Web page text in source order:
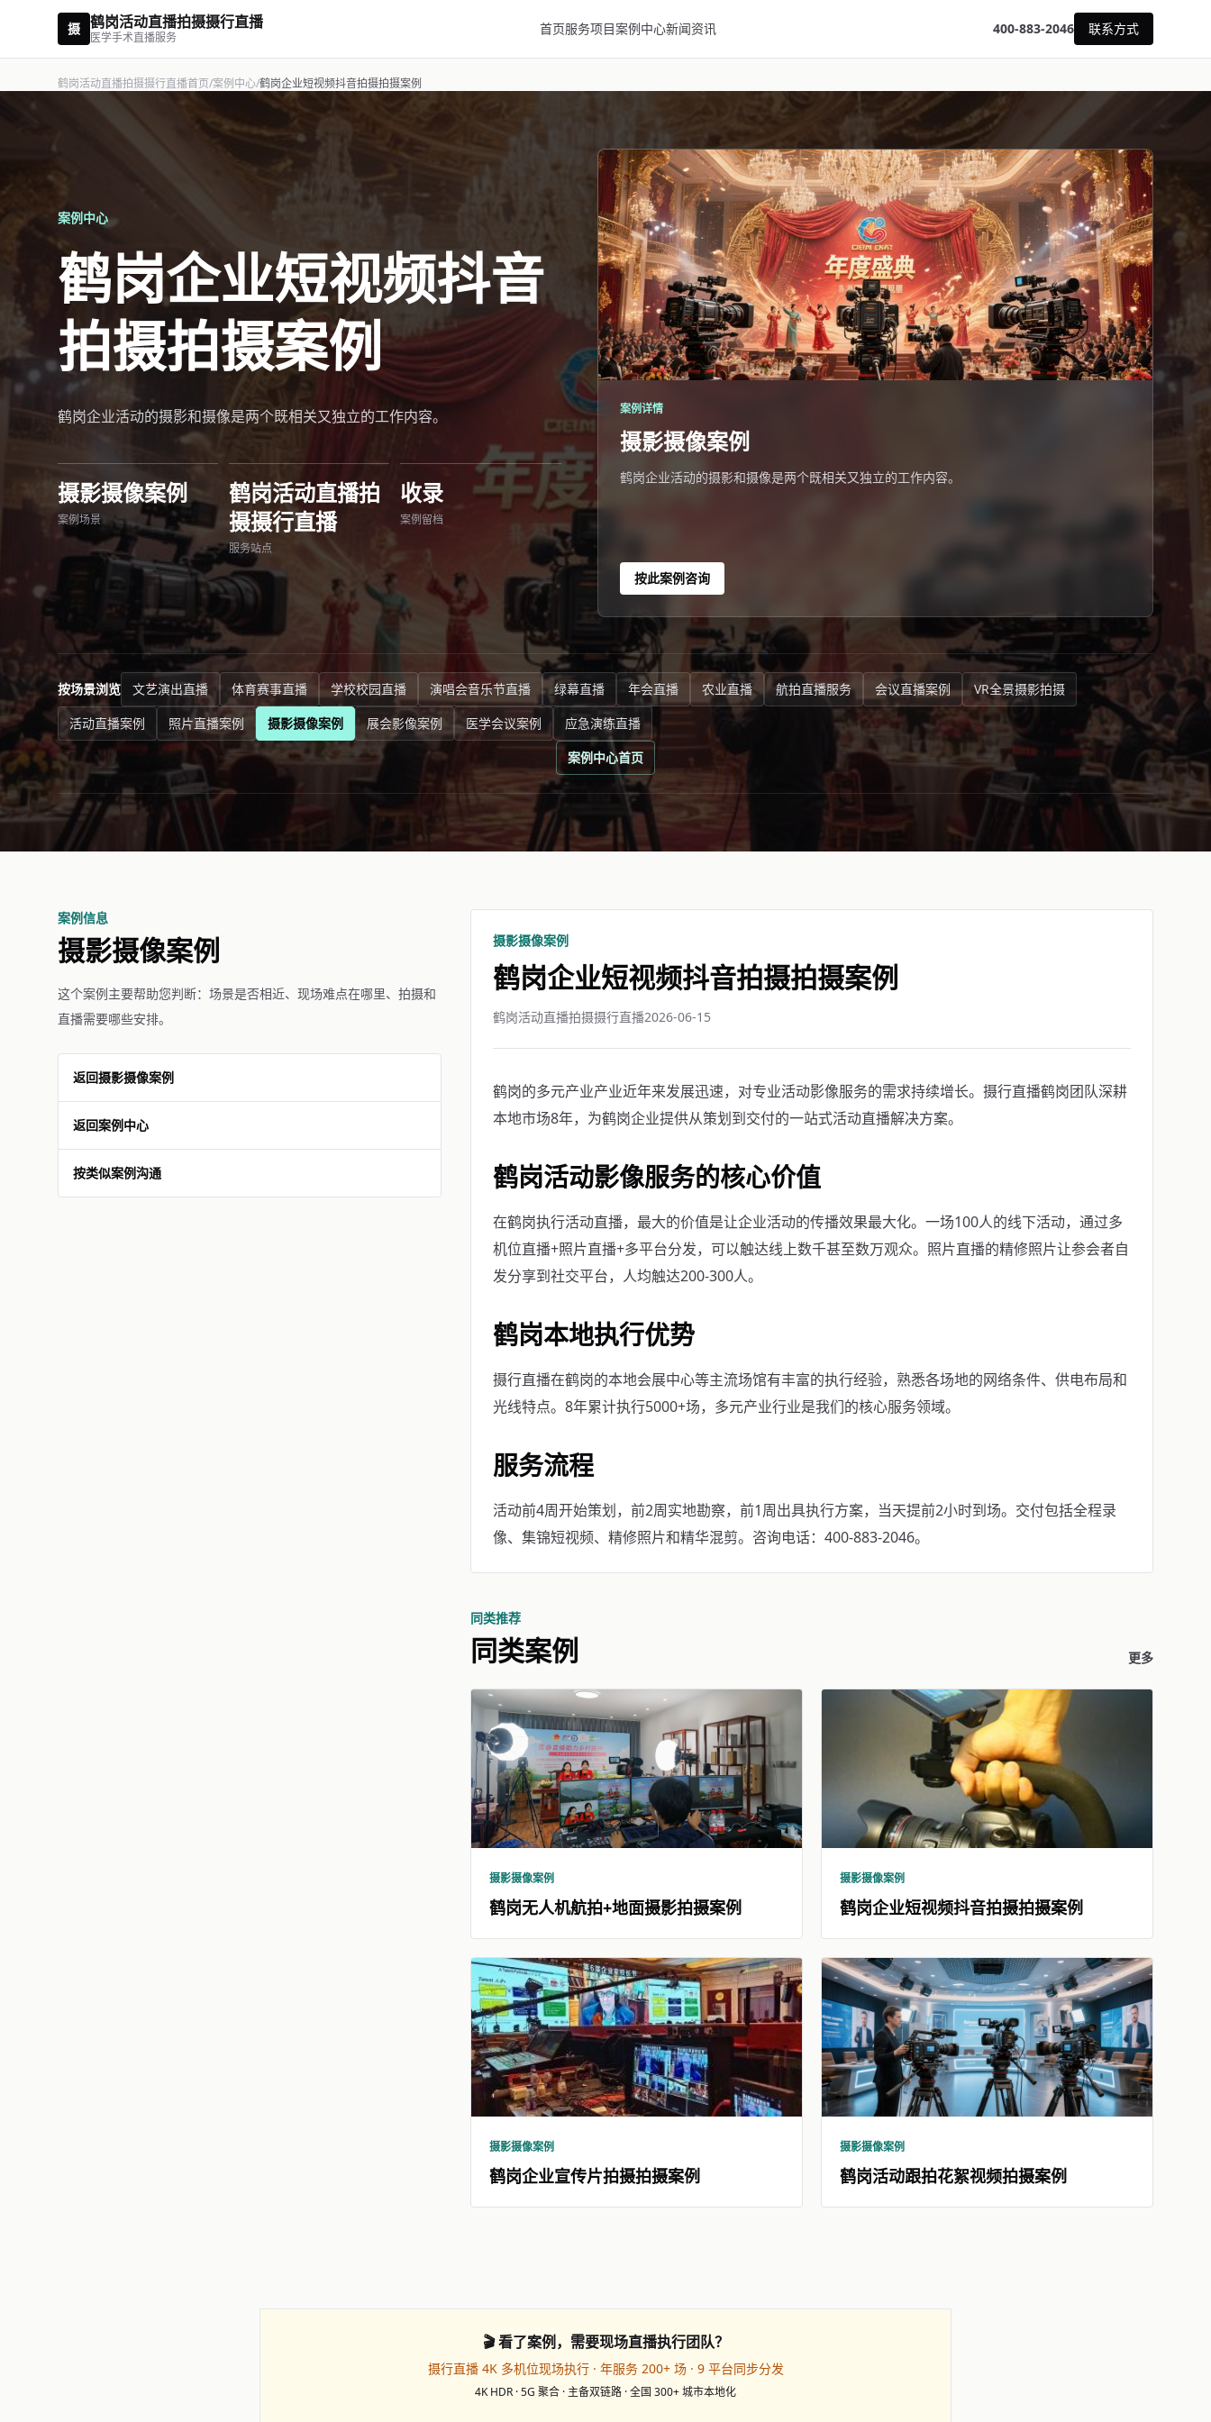
摄 鹤岗活动直播拍摄摄行直播
医学手术直播服务
首页服务项目案例中心新闻资讯 400-883-2046 联系方式
鹤岗活动直播拍摄摄行直播首页/案例中心/鹤岗企业短视频抖音拍摄拍摄案例
案例中心
鹤岗企业短视频抖音
拍摄拍摄案例
鹤岗企业活动的摄影和摄像是两个既相关又独立的工作内容。
摄影摄像案例
案例场景
鹤岗活动直播拍
摄摄行直播
服务站点
收录
案例留档
案例详情
摄影摄像案例
鹤岗企业活动的摄影和摄像是两个既相关又独立的工作内容。
按此案例咨询
按场景浏览 文艺演出直播 体育赛事直播 学校校园直播 演唱会音乐节直播 绿幕直播 年会直播 农业直播 航拍直播服务 会议直播案例
VR全景摄影拍摄
活动直播案例
照片直播案例 摄影摄像案例 展会影像案例 医学会议案例
应急演练直播
案例中心首页
案例信息
摄影摄像案例
这个案例主要帮助您判断：场景是否相近、现场难点在哪里、拍摄和
直播需要哪些安排。
返回摄影摄像案例
返回案例中心
按类似案例沟通
摄影摄像案例
鹤岗企业短视频抖音拍摄拍摄案例
鹤岗活动直播拍摄摄行直播2026-06-15
鹤岗的多元产业产业近年来发展迅速，对专业活动影像服务的需求持续增长。摄行直播鹤岗团队深耕
本地市场8年，为鹤岗企业提供从策划到交付的一站式活动直播解决方案。
鹤岗活动影像服务的核心价值
在鹤岗执行活动直播，最大的价值是让企业活动的传播效果最大化。一场100人的线下活动，通过多
机位直播+照片直播+多平台分发，可以触达线上数千甚至数万观众。照片直播的精修照片让参会者自
发分享到社交平台，人均触达200-300人。
鹤岗本地执行优势
摄行直播在鹤岗的本地会展中心等主流场馆有丰富的执行经验，熟悉各场地的网络条件、供电布局和
光线特点。8年累计执行5000+场，多元产业行业是我们的核心服务领域。
服务流程
活动前4周开始策划，前2周实地勘察，前1周出具执行方案，当天提前2小时到场。交付包括全程录
像、集锦短视频、精修照片和精华混剪。咨询电话：400-883-2046。
同类推荐
同类案例 更多
摄影摄像案例
鹤岗无人机航拍+地面摄影拍摄案例
摄影摄像案例
鹤岗企业短视频抖音拍摄拍摄案例
摄影摄像案例
鹤岗企业宣传片拍摄拍摄案例
摄影摄像案例
鹤岗活动跟拍花絮视频拍摄案例
🎬 看了案例，需要现场直播执行团队？
摄行直播 4K 多机位现场执行 · 年服务 200+ 场 · 9 平台同步分发
4K HDR · 5G 聚合 · 主备双链路 · 全国 300+ 城市本地化